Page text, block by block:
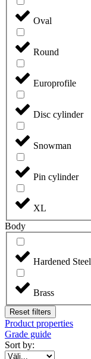
Oval
Round
Europrofile
Disc cylinder
Snowman
Pin cylinder
XL
Body
Hardened Steel
Brass
Reset filters
Product properties
Grade guide
Sort by: